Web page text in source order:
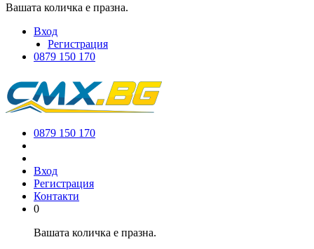
Вашата количка е празна.
Вход
Регистрация
0879 150 170
0879 150 170
Вход
Регистрация
Контакти
0
Вашата количка е празна.